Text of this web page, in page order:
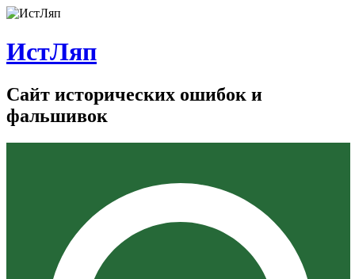
ИстЛяп
Сайт исторических ошибок и
фальшивок